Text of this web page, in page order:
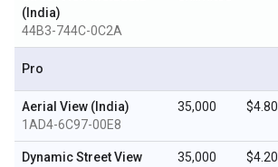
(India)
44B3-744C-0C2A
Pro
Aerial View (India)
1AD4-6C97-00E8
35,000 $4.80
Dynamic Street View
35,000 $4.20